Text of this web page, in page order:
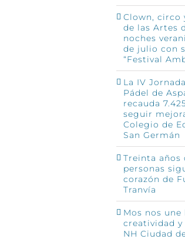
Clown, circo
de las Artes
noches
de julio con
“Festival
La IV
Pádel de
recauda
seguir
Colegio de
San Germán
Treinta años
personas
corazón de
Tranvía
Mos nos
creatividad y
NH Ciudad